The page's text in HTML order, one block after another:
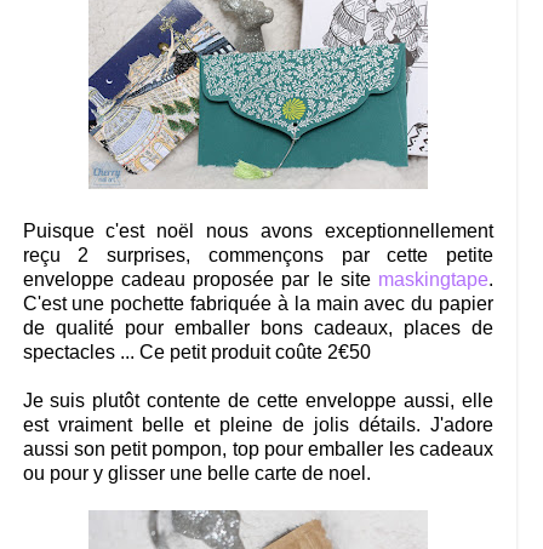
Puisque c'est noël nous avons exceptionnellement
reçu 2 surprises, commençons par cette petite
enveloppe cadeau proposée par le site maskingtape.
C'est une pochette fabriquée à la main avec du papier
de qualité pour emballer bons cadeaux, places de
spectacles ... Ce petit produit coûte 2€50
Je suis plutôt contente de cette enveloppe aussi, elle
est vraiment belle et pleine de jolis détails. J'adore
aussi son petit pompon, top pour emballer les cadeaux
ou pour y glisser une belle carte de noel.